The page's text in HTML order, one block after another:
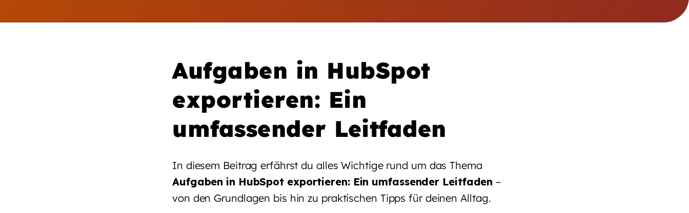
Aufgaben in HubSpot
exportieren: Ein
umfassender Leitfaden
In diesem Beitrag erfährst du alles Wichtige rund um das Thema
Aufgaben in HubSpot exportieren: Ein umfassender Leitfaden –
von den Grundlagen bis hin zu praktischen Tipps für deinen Alltag.